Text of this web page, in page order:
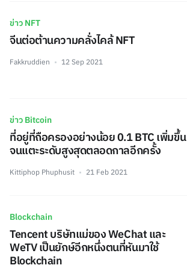
ข่าว NFT
จีนต่อต้านความคลั่งไคล้ NFT
Fakkruddien 12 Sep 2021
ข่าว Bitcoin
ที่อยู่ที่ถือครองอย่างน้อย 0.1 BTC เพิ่มขึ้น
จนแตะระดับสูงสุดตลอดกาลอีกครั้ง
Kittiphop Phuphusit 21 Feb 2021
Blockchain
Tencent บริษัทแม่ของ WeChat และ
WeTV เป็นยักษ์อีกหนึ่งตนที่หันมาใช้
Blockchain